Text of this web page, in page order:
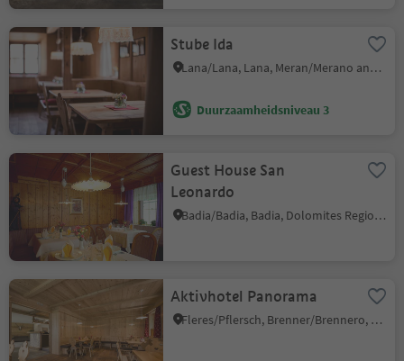
Stube Ida
Lana/Lana, Lana, Meran/Merano and environs
Duurzaamheidsniveau 3
Guest House San
Leonardo
Badia/Badia, Badia, Dolomites Region Alta Badia
Aktivhotel Panorama
Fleres/Pflersch, Brenner/Brennero, Sterzing/Vipiteno and environs